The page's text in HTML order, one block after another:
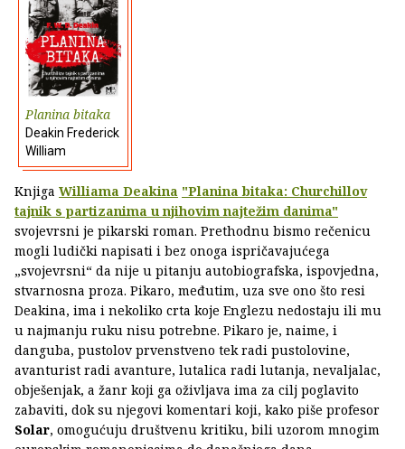
Planina bitaka
Deakin Frederick
William
Knjiga Williama Deakina "Planina bitaka: Churchillov
tajnik s partizanima u njihovim najtežim danima"
svojevrsni je pikarski roman. Prethodnu bismo rečenicu
mogli ludički napisati i bez onoga ispričavajućega
„svojevrsni“ da nije u pitanju autobiografska, ispovjedna,
stvarnosna proza. Pikaro, međutim, uza sve ono što resi
Deakina, ima i nekoliko crta koje Englezu nedostaju ili mu
u najmanju ruku nisu potrebne. Pikaro je, naime, i
danguba, pustolov prvenstveno tek radi pustolovine,
avanturist radi avanture, lutalica radi lutanja, nevaljalac,
obješenjak, a žanr koji ga oživljava ima za cilj poglavito
zabaviti, dok su njegovi komentari koji, kako piše profesor
Solar, omogućuju društvenu kritiku, bili uzorom mnogim